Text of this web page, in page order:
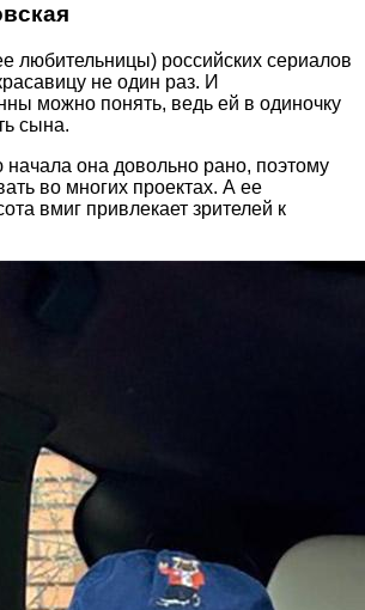
любительницы) российских сериалов
не один раз. И
можно понять, ведь ей в одиночку
сына.
начала она довольно рано, поэтому
во многих проектах. А ее
вмиг привлекает зрителей к